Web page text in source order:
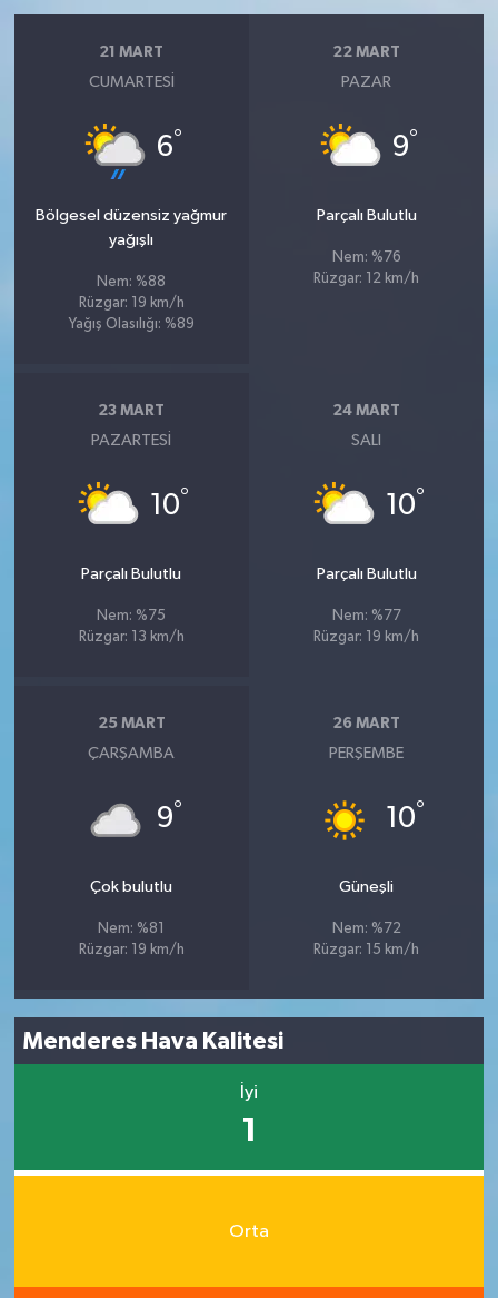
21 MART
CUMARTESI
6°
Bölgesel düzensiz yağmur
yağışlı
Nem: %88
Rüzgar: 19 km/h
Yağış Olasılığı: %89
22 MART
PAZAR
9°
Parçalı Bulutlu
Nem: %76
Rüzgar: 12 km/h
23 MART
PAZARTESI
10°
Parçalı Bulutlu
Nem: %75
Rüzgar: 13 km/h
24 MART
SALI
10°
Parçalı Bulutlu
Nem: %77
Rüzgar: 19 km/h
25 MART
ÇARŞAMBA
9°
Çok bulutlu
Nem: %81
Rüzgar: 19 km/h
26 MART
PERŞEMBE
10°
Güneşli
Nem: %72
Rüzgar: 15 km/h
Menderes Hava Kalitesi
İyi
1
Orta